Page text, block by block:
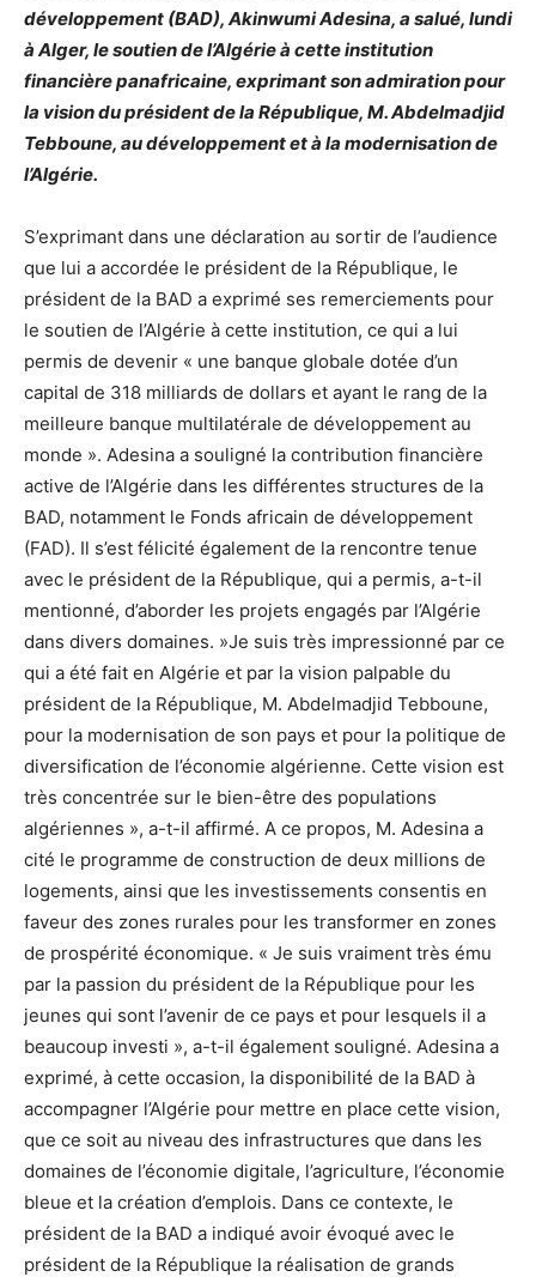
développement (BAD), Akinwumi Adesina, a salué, lundi
à Alger, le soutien de l’Algérie à cette institution
financière panafricaine, exprimant son admiration pour
la vision du président de la République, M. Abdelmadjid
Tebboune, au développement et à la modernisation de
l’Algérie.
S’exprimant dans une déclaration au sortir de l’audience
que lui a accordée le président de la République, le
président de la BAD a exprimé ses remerciements pour
le soutien de l’Algérie à cette institution, ce qui a lui
permis de devenir « une banque globale dotée d’un
capital de 318 milliards de dollars et ayant le rang de la
meilleure banque multilatérale de développement au
monde ». Adesina a souligné la contribution financière
active de l’Algérie dans les différentes structures de la
BAD, notamment le Fonds africain de développement
(FAD). Il s’est félicité également de la rencontre tenue
avec le président de la République, qui a permis, a-t-il
mentionné, d’aborder les projets engagés par l’Algérie
dans divers domaines. »Je suis très impressionné par ce
qui a été fait en Algérie et par la vision palpable du
président de la République, M. Abdelmadjid Tebboune,
pour la modernisation de son pays et pour la politique de
diversification de l’économie algérienne. Cette vision est
très concentrée sur le bien-être des populations
algériennes », a-t-il affirmé. A ce propos, M. Adesina a
cité le programme de construction de deux millions de
logements, ainsi que les investissements consentis en
faveur des zones rurales pour les transformer en zones
de prospérité économique. « Je suis vraiment très ému
par la passion du président de la République pour les
jeunes qui sont l’avenir de ce pays et pour lesquels il a
beaucoup investi », a-t-il également souligné. Adesina a
exprimé, à cette occasion, la disponibilité de la BAD à
accompagner l’Algérie pour mettre en place cette vision,
que ce soit au niveau des infrastructures que dans les
domaines de l’économie digitale, l’agriculture, l’économie
bleue et la création d’emplois. Dans ce contexte, le
président de la BAD a indiqué avoir évoqué avec le
président de la République la réalisation de grands